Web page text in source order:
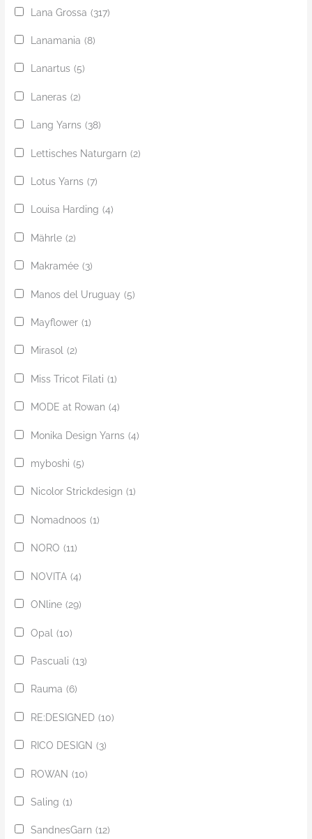
Lana Grossa (317)
Lanamania (8)
Lanartus (5)
Laneras (2)
Lang Yarns (38)
Lettisches Naturgarn (2)
Lotus Yarns (7)
Louisa Harding (4)
Mährle (2)
Makramée (3)
Manos del Uruguay (5)
Mayflower (1)
Mirasol (2)
Miss Tricot Filati (1)
MODE at Rowan (4)
Monika Design Yarns (4)
myboshi (5)
Nicolor Strickdesign (1)
Nomadnoos (1)
NORO (11)
NOVITA (4)
ONline (29)
Opal (10)
Pascuali (13)
Rauma (6)
RE:DESIGNED (10)
RICO DESIGN (3)
ROWAN (10)
Saling (1)
SandnesGarn (12)